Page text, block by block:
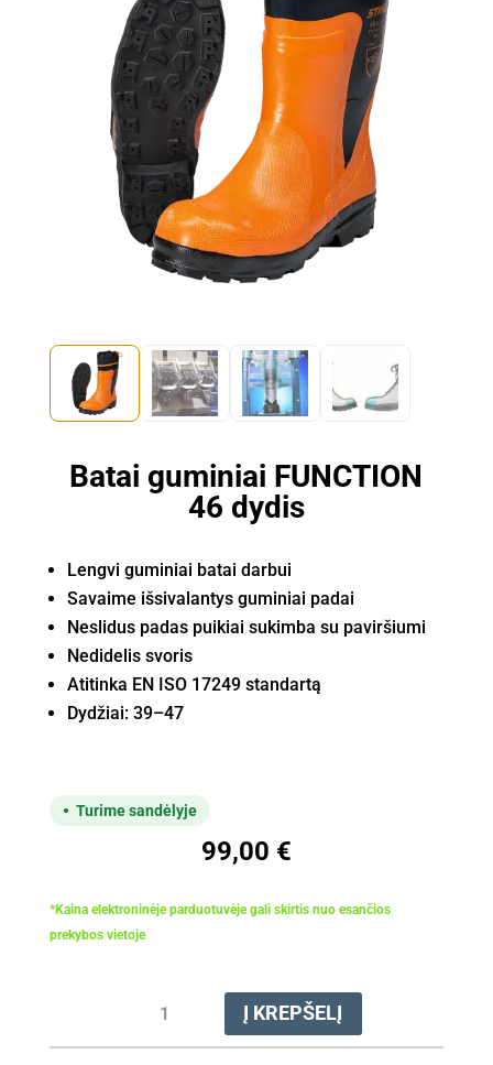
Batai guminiai FUNCTION
46 dydis
Lengvi guminiai batai darbui
Savaime išsivalantys guminiai padai
Neslidus padas puikiai sukimba su paviršiumi
Nedidelis svoris
Atitinka EN ISO 17249 standartą
Dydžiai: 39–47
Turime sandėlyje
99,00 €
*Kaina elektroninėje parduotuvėje gali skirtis nuo esančios
prekybos vietoje
kiekis:
Batai
Į KREPŠELĮ